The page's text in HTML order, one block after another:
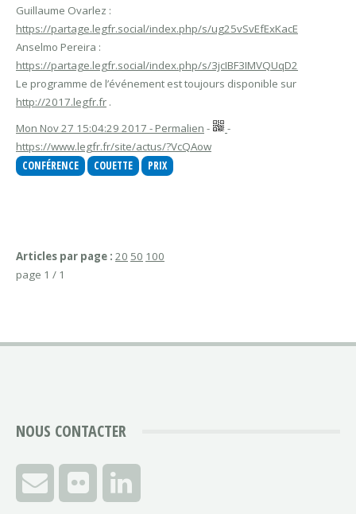
Guillaume Ovarlez :
https://partage.legfr.social/index.php/s/ug25vSvEfExKacE
Anselmo Pereira :
https://partage.legfr.social/index.php/s/3jcIBF3IMVQUqD2
Le programme de l’événement est toujours disponible sur
http://2017.legfr.fr .
Mon Nov 27 15:04:29 2017 - Permalien -
-
https://www.legfr.fr/site/actus/?VcQAow
CONFÉRENCE
COUETTE PRIX
Articles par page : 20 50 100
page 1 / 1
NOUS CONTACTER